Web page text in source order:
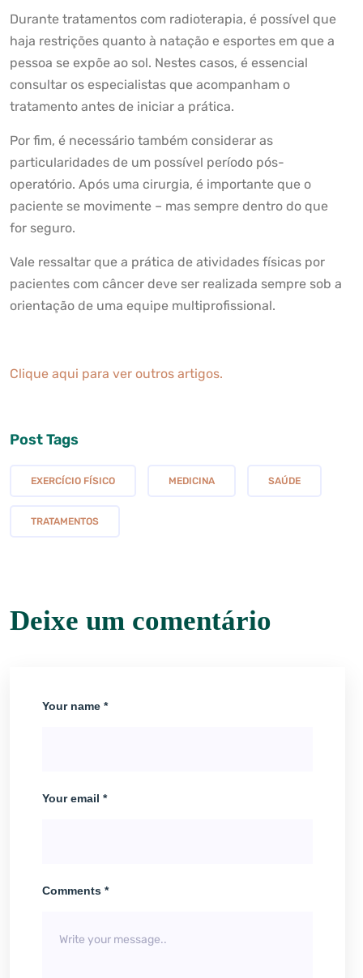
Durante tratamentos com radioterapia, é possível que
haja restrições quanto à natação e esportes em que a
pessoa se expõe ao sol. Nestes casos, é essencial
consultar os especialistas que acompanham o
tratamento antes de iniciar a prática.
Por fim, é necessário também considerar as
particularidades de um possível período pós-
operatório. Após uma cirurgia, é importante que o
paciente se movimente – mas sempre dentro do que
for seguro.
Vale ressaltar que a prática de atividades físicas por
pacientes com câncer deve ser realizada sempre sob a
orientação de uma equipe multiprofissional.
Clique aqui para ver outros artigos.
Post Tags
EXERCÍCIO FÍSICO MEDICINA SAÚDE
TRATAMENTOS
Deixe um comentário
Your name *
Your email *
Comments *